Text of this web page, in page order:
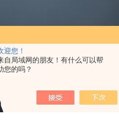
迎您！
自局域网的朋友！有什么可以帮
您的吗？
3D显微镜 TX-200日本凯